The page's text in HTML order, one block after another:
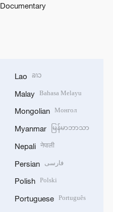
Documentary
Lao ລາວ
Malay Bahasa Melayu
Mongolian Монгол
Myanmar မြန်မာဘာသာ
Nepali नेपाली
Persian فارسی
Polish Polski
Portuguese Português